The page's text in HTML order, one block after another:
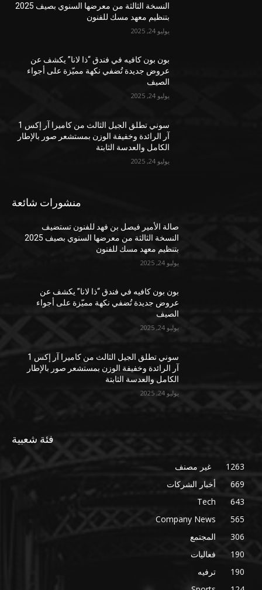
النسخة الثالثة من معرضها السنوي بصيف 2025
بتنظيم معهد مسك للفنون
يوليو 24, 2025
بون بون كافيه في فندق “ذا لانا” يكشف عن
عروض جديدة تُضفي نكهة مميّزة على أجواء
الصيف
يوليو 24, 2025
سوني تطلق الجيل الثالث من كاميرا آر إكس 1
آر الرائدة وخفيفة الوزن بمستشعر صور بالإطار
الكامل والعدسة الثابتة
يوليو 24, 2025
منشورات شائعة
صالة الأمير فيصل بن فهد للفنون تستضيف
النسخة الثالثة من معرضها السنوي بصيف 2025
بتنظيم معهد مسك للفنون
يوليو 24, 2025
بون بون كافيه في فندق “ذا لانا” يكشف عن
عروض جديدة تُضفي نكهة مميّزة على أجواء
الصيف
يوليو 24, 2025
سوني تطلق الجيل الثالث من كاميرا آر إكس 1
آر الرائدة وخفيفة الوزن بمستشعر صور بالإطار
الكامل والعدسة الثابتة
يوليو 24, 2025
فئة شعبية
غير مصنف
1263
أخبار الشركات
669
Tech
643
Company News
565
المجتمع
306
فعاليات
190
ترفيه
190